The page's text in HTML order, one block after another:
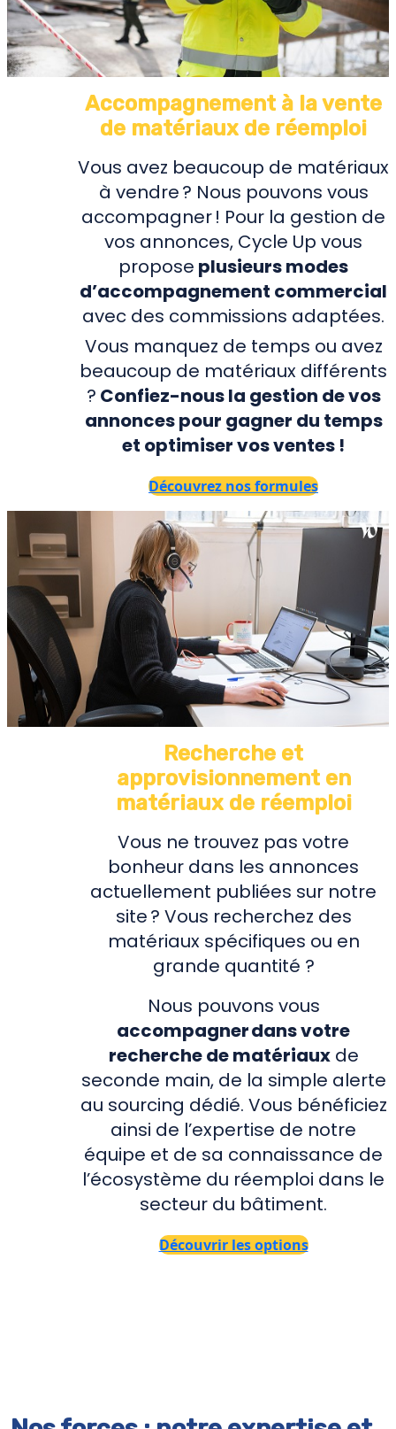
Accompagnement à la vente
de matériaux de réemploi
Vous avez beaucoup de matériaux
à vendre ? Nous pouvons vous
accompagner ! Pour la gestion de
vos annonces, Cycle Up vous
propose plusieurs modes
d’accompagnement commercial
avec des commissions adaptées.
Vous manquez de temps ou avez
beaucoup de matériaux différents
? Confiez-nous la gestion de vos
annonces pour gagner du temps
et optimiser vos ventes !
Découvrez nos formules
Recherche et
approvisionnement en
matériaux de réemploi
Vous ne trouvez pas votre
bonheur dans les annonces
actuellement publiées sur notre
site ? Vous recherchez des
matériaux spécifiques ou en
grande quantité ?
Nous pouvons vous
accompagner dans votre
recherche de matériauxde
seconde main, de la simple alerte
au sourcing dédié. Vous bénéficiez
ainsi de l’expertise de notre
équipe et de sa connaissance de
l’écosystème du réemploi dans le
secteur du bâtiment.
Découvrir les options